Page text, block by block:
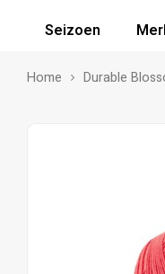
Seizoen
Home Durable